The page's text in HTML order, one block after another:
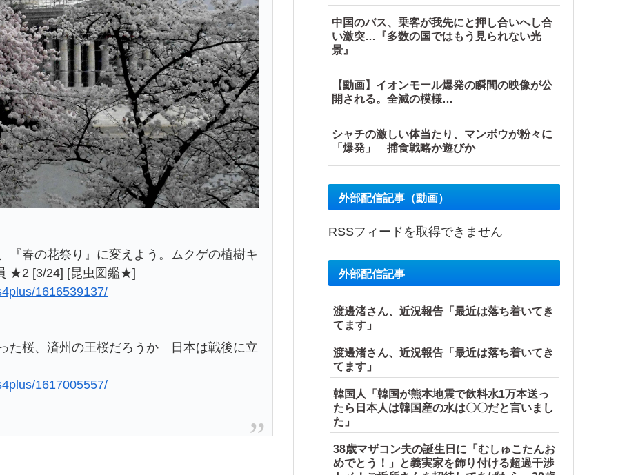
『春の花祭り』に変えよう。ムクゲの植樹キ
★2 [3/24] [昆虫図鑑★]
1616539137/
た桜、済州の王桜だろうか 日本は戦後に立
1617005557/
中国のバス、乗客が我先にと押し合いへし合
い激突…『多数の国ではもう見られない光
景』
【動画】イオンモール爆発の瞬間の映像が公
開される。全滅の模様…
シャチの激しい体当たり、マンボウが粉々に
「爆発」 捕食戦略か遊びか
外部配信記事（動画）
RSSフィードを取得できません
外部配信記事
渡邊渚さん、近況報告「最近は落ち着いてき
てます」
渡邊渚さん、近況報告「最近は落ち着いてき
てます」
韓国人「韓国が熊本地震で飲料水1万本送っ
たら日本人は韓国産の水は〇〇だと言いまし
た」
38歳マザコン夫の誕生日に「むしゅこたんお
めでとう！」と義実家を飾り付ける超過干渉